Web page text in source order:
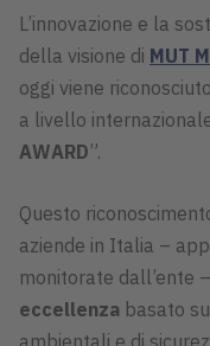
L’innovazione e la
della visione di MUT
oggi viene
a livello
AWARD”.
Questo
aziende in Italia –
monitorate dall’ente
eccellenza basato
ambientali e di